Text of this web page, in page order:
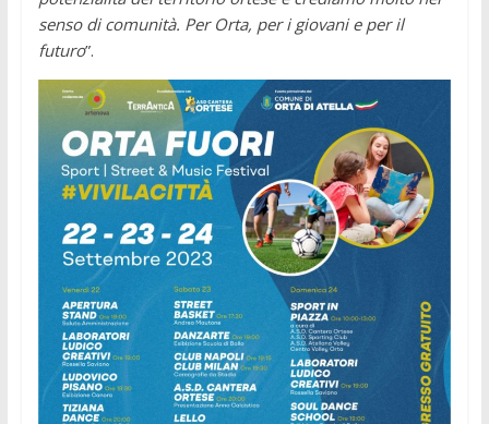
senso di comunità. Per Orta, per i giovani e per il
futuro”.